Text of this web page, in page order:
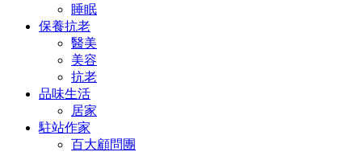
睡眠
保養抗老
醫美
美容
抗老
品味生活
居家
駐站作家
百大顧問團